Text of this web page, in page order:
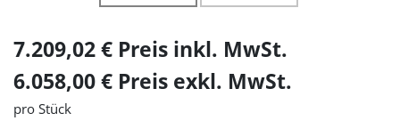
7.209,02 € Preis inkl. MwSt.
6.058,00 € Preis exkl. MwSt.
pro Stück